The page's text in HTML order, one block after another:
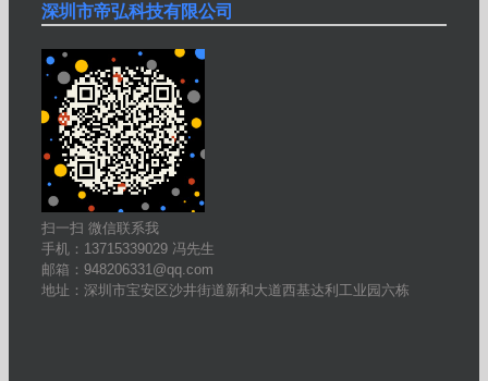
深圳市帝弘科技有限公司
扫一扫 微信联系我
手机：13715339029 冯先生
邮箱：948206331@qq.com
地址：深圳市宝安区沙井街道新和大道西基达利工业园六栋